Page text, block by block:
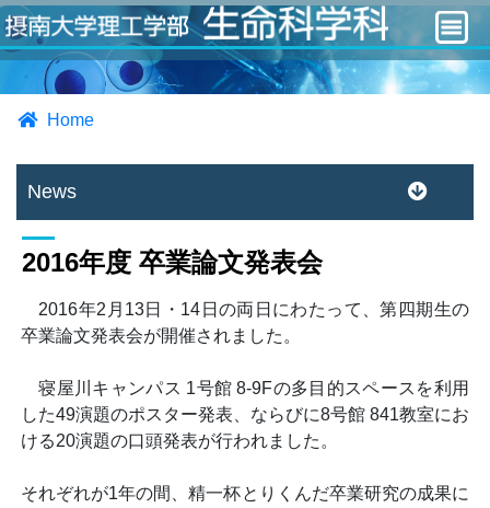
Home
News
2016年度 卒業論文発表会
2016年2月13日・14日の両日にわたって、第四期生の
卒業論文発表会が開催されました。
寝屋川キャンパス 1号館 8-9Fの多目的スペースを利用
した49演題のポスター発表、ならびに8号館 841教室にお
ける20演題の口頭発表が行われました。
それぞれが1年の間、精一杯とりくんだ卒業研究の成果に